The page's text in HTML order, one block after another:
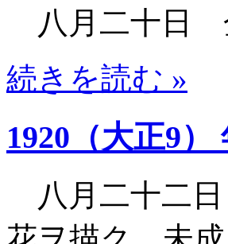
八月二十日
続きを読む »
1920（大正9）
八月二十二